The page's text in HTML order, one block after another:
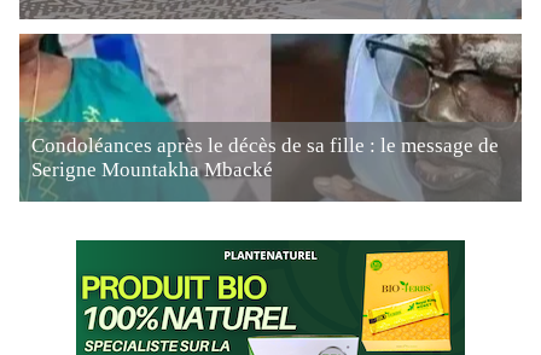
Condoléances après le décès de sa fille : le message de
Serigne Mountakha Mbacké